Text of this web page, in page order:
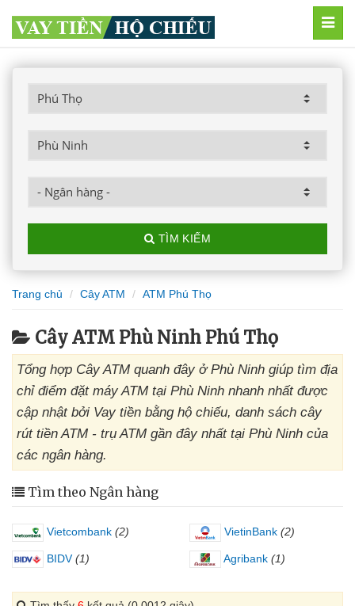
TÌM KIẾM
Trang chủ Cây ATM ATM Phú Thọ
Cây ATM Phù Ninh Phú Thọ
Tổng hợp Cây ATM quanh đây ở Phù Ninh giúp tìm địa
chỉ điểm đặt máy ATM tại Phù Ninh nhanh nhất được
cập nhật bởi Vay tiền bằng hộ chiếu, danh sách cây
rút tiền ATM - trụ ATM gần đây nhất tại Phù Ninh của
các ngân hàng.
Tìm theo Ngân hàng
Vietcombank (2) VietinBank (2)
BIDV (1) Agribank (1)